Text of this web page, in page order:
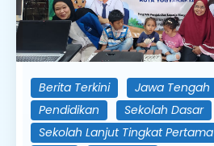
Berita Terkini Jawa Tengah
Pendidikan
Sekolah Dasar
Sekolah Lanjut Tingkat Pertama